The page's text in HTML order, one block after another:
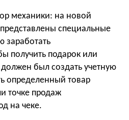
механики: на новой
специальные
заработать
получить подарок или
был создать учетную
определенный товар
точке продаж
на чеке.